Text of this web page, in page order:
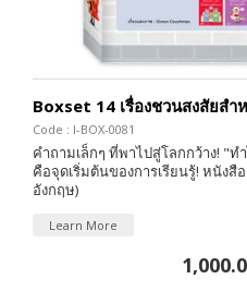
Boxset 14 เรื่องชวนสงสัยสำ
Code : I-BOX-0081
คำถามเล็กๆ ที่พาไปสู่โลกกว้าง! "
คือจุดเริ่มต้นของการเรียนรู้! หนังสื
อังกฤษ)
Learn More